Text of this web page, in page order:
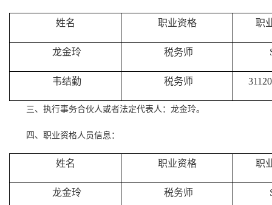
姓名 职业资格 职
龙金玲 税务师
韦结勤 税务师
三、执行事务合伙人或者法定代表人：龙金玲。
四、职业资格人员信息：
姓名 职业资格 职
龙金玲 税务师